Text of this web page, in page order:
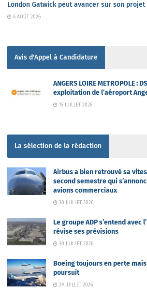
London Gatwick peut avancer sur son projet
6 AOÛT 2026
Avis d'Appel à Candidature
ANGERS LOIRE METROPOLE :
exploitation de l’aéroport
15 JUILLET 2026
La sélection de la rédaction
Airbus a bien retrouvé sa
second semestre qui
avions commerciaux
30 JUILLET 2026
Le groupe ADP s’entend avec
révise ses prévisions
30 JUILLET 2026
Boeing toujours en perte
poursuit
29 JUILLET 2026